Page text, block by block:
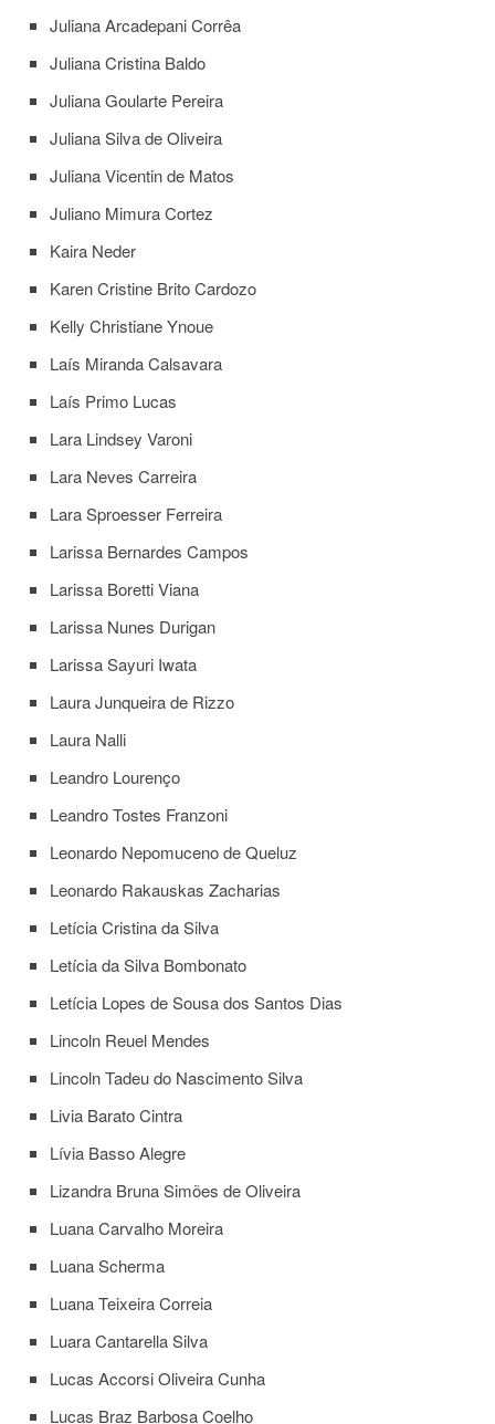
Juliana Arcadepani Corrêa
Juliana Cristina Baldo
Juliana Goularte Pereira
Juliana Silva de Oliveira
Juliana Vicentin de Matos
Juliano Mimura Cortez
Kaira Neder
Karen Cristine Brito Cardozo
Kelly Christiane Ynoue
Laís Miranda Calsavara
Laís Primo Lucas
Lara Lindsey Varoni
Lara Neves Carreira
Lara Sproesser Ferreira
Larissa Bernardes Campos
Larissa Boretti Viana
Larissa Nunes Durigan
Larissa Sayuri Iwata
Laura Junqueira de Rizzo
Laura Nalli
Leandro Lourenço
Leandro Tostes Franzoni
Leonardo Nepomuceno de Queluz
Leonardo Rakauskas Zacharias
Letícia Cristina da Silva
Letícia da Silva Bombonato
Letícia Lopes de Sousa dos Santos Dias
Lincoln Reuel Mendes
Lincoln Tadeu do Nascimento Silva
Livia Barato Cintra
Lívia Basso Alegre
Lizandra Bruna Simões de Oliveira
Luana Carvalho Moreira
Luana Scherma
Luana Teixeira Correia
Luara Cantarella Silva
Lucas Accorsi Oliveira Cunha
Lucas Braz Barbosa Coelho